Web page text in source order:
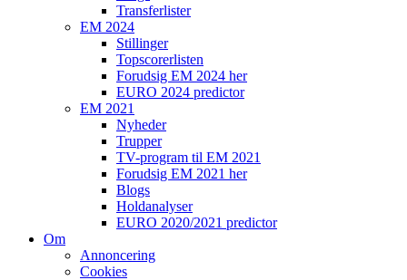
Transferlister
EM 2024
Stillinger
Topscorerlisten
Forudsig EM 2024 her
EURO 2024 predictor
EM 2021
Nyheder
Trupper
TV-program til EM 2021
Forudsig EM 2021 her
Blogs
Holdanalyser
EURO 2020/2021 predictor
Om
Annoncering
Cookies